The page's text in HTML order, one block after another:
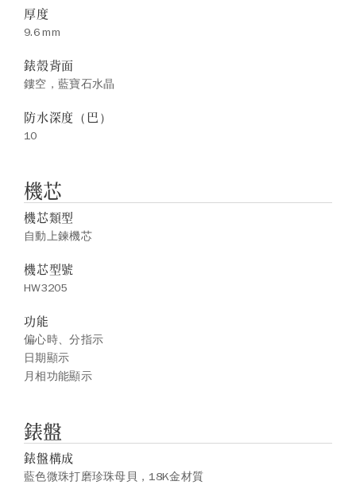
厚度
9.6 mm
錶殼背面
鏤空，藍寶石水晶
防水深度（巴）
10
機芯
機芯類型
自動上鍊機芯
機芯型號
HW3205
功能
偏心時、分指示
日期顯示
月相功能顯示
錶盤
錶盤構成
藍色微珠打磨珍珠母貝，18K金材質